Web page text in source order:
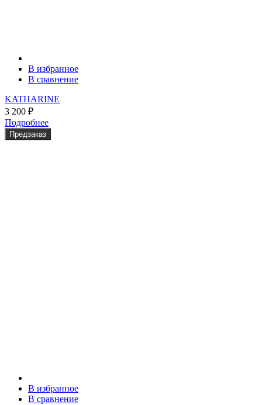
В избранное
В сравнение
KATHARINE
3 200 ₽
Подробнее
Предзаказ
В избранное
В сравнение